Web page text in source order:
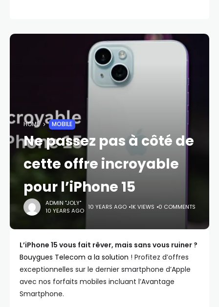
HOME MOBILE
Ne passez pas à côté de
cette offre incroyable
pour l’iPhone 15
ADMIN "JOLY"
10 YEARS AGO 10 YEARS AGO 1K VIEWS 0 COMMENTS
L’iPhone 15 vous fait rêver, mais sans vous ruiner ?
Bouygues Telecom a la solution ! Profitez d’offres
exceptionnelles sur le dernier smartphone d’Apple
avec nos forfaits mobiles incluant l’Avantage
Smartphone.